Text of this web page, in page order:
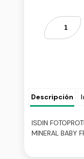
Descripción
ISDIN
MINERAL BABY